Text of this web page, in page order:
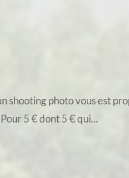
shooting photo vous est
5 € dont 5 € qui...